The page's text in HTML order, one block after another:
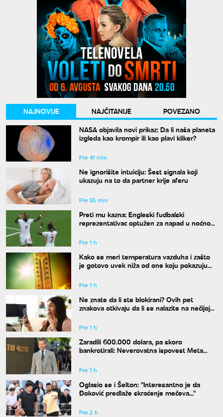
NAJNOVIJE NAJČITANIJE
POVEZANO
NASA objavila novi prikaz: Da li naša planeta
izgleda kao krompir ili kao plavi kliker?
Pre 41 min
Ne ignorišite intuiciju: Šest signala koji
ukazuju na to da partner krije aferu
Pre 55 min
Preti mu kazna: Engleski fudbalski
reprezentativac optužen za napad u noćnom
Pre 1 h
Kako se meri temperatura vazduha i zašto
je gotovo uvek niža od one koju pokazuju
Pre 1 h
Ne znate da li ste blokirani? Ovih pet
znakova otkivaju da li se nalazite na nečijoj
Pre 1 h
Zaradili 600.000 dolara, pa skoro
bankrotirali: Neverovatna ispovest Meta
Pre 1 h
Oglasio se i Šelton: "Interesantno je da
Đoković predlaže skraćenje mečeva..."
Pre 2 h